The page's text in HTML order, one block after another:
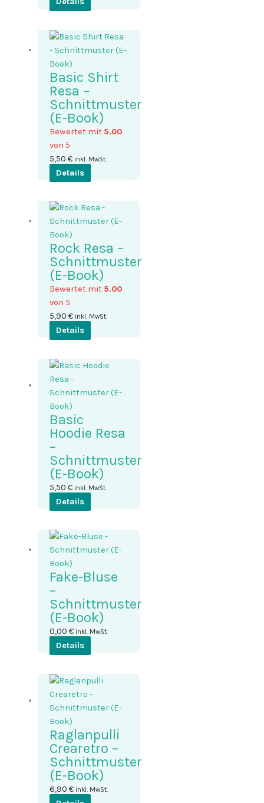
Basic Shirt
Resa –
Schnittmuster
(E-Book)
Bewertet mit 5.00
von 5
5,50 € inkl. MwSt.
Details
Rock Resa –
Schnittmuster
(E-Book)
Bewertet mit 5.00
von 5
5,90 € inkl. MwSt.
Details
Basic
Hoodie Resa
–
Schnittmuster
(E-Book)
5,50 € inkl. MwSt.
Details
Fake-Bluse
–
Schnittmuster
(E-Book)
0,00 € inkl. MwSt.
Details
Raglanpulli
Crearetro –
Schnittmuster
(E-Book)
6,90 € inkl. MwSt.